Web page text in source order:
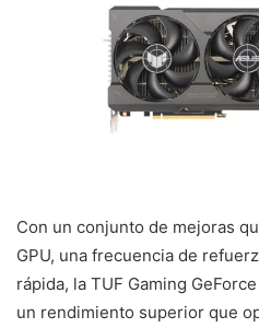
Con un conjunto de mejoras
GPU, una frecuencia de
rápida, la TUF Gaming
un rendimiento superior que